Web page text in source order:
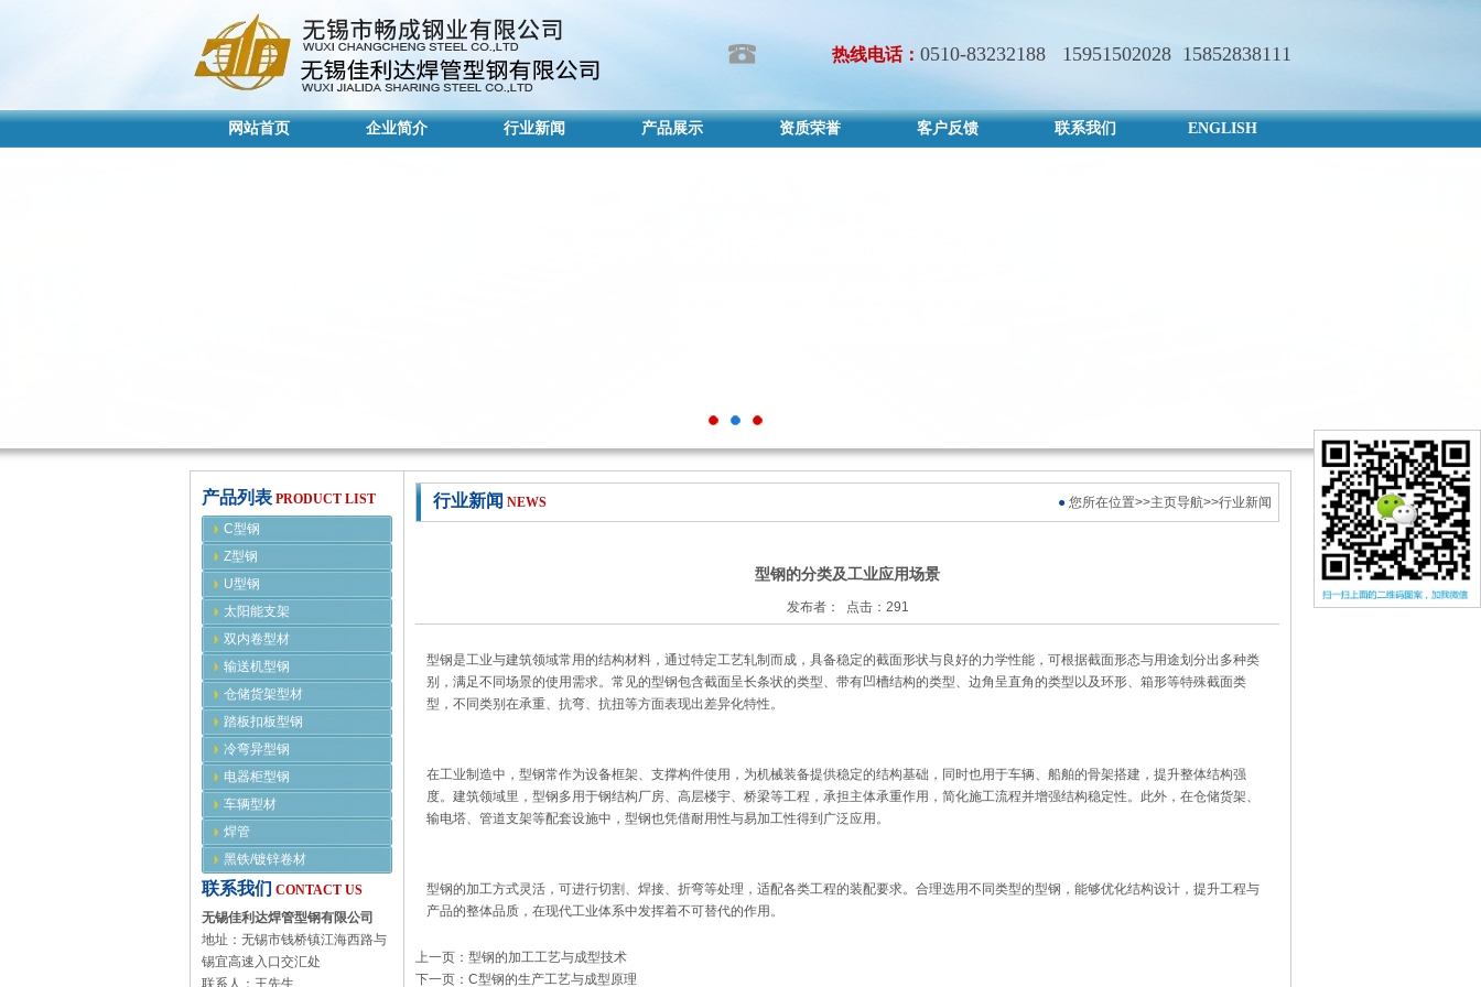
热线电话： 0510-83232188 15951502028 15852838111
网站首页 企业简介 行业新闻 产品展示 资质荣誉 客户反馈 联系我们 ENGLISH
产品列表 PRODUCT LIST
C型钢
Z型钢
U型钢
太阳能支架
双内卷型材
输送机型钢
仓储货架型材
踏板扣板型钢
冷弯异型钢
电器柜型钢
车辆型材
焊管
黑铁/镀锌卷材
联系我们 CONTACT US
无锡佳利达焊管型钢有限公司
地址：无锡市钱桥镇江海西路与
锡宜高速入口交汇处
联系人：王先生
行业新闻 NEWS ● 您所在位置>>主页导航>>行业新闻
型钢的分类及工业应用场景
发布者： 点击：291
型钢是工业与建筑领域常用的结构材料，通过特定工艺轧制而成，具备稳定的截面形状与良好的力学性能，可根据截面形态与用途划分出多种类
别，满足不同场景的使用需求。常见的型钢包含截面呈长条状的类型、带有凹槽结构的类型、边角呈直角的类型以及环形、箱形等特殊截面类
型，不同类别在承重、抗弯、抗扭等方面表现出差异化特性。
在工业制造中，型钢常作为设备框架、支撑构件使用，为机械装备提供稳定的结构基础，同时也用于车辆、船舶的骨架搭建，提升整体结构强
度。建筑领域里，型钢多用于钢结构厂房、高层楼宇、桥梁等工程，承担主体承重作用，简化施工流程并增强结构稳定性。此外，在仓储货架、
输电塔、管道支架等配套设施中，型钢也凭借耐用性与易加工性得到广泛应用。
型钢的加工方式灵活，可进行切割、焊接、折弯等处理，适配各类工程的装配要求。合理选用不同类型的型钢，能够优化结构设计，提升工程与
产品的整体品质，在现代工业体系中发挥着不可替代的作用。
上一页：型钢的加工工艺与成型技术
下一页：C型钢的生产工艺与成型原理